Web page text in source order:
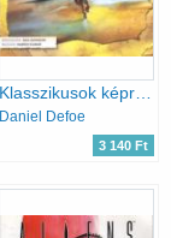
Klasszikusok képregényben - Robinson Crusoe [képregény]
Daniel Defoe
3 140 Ft